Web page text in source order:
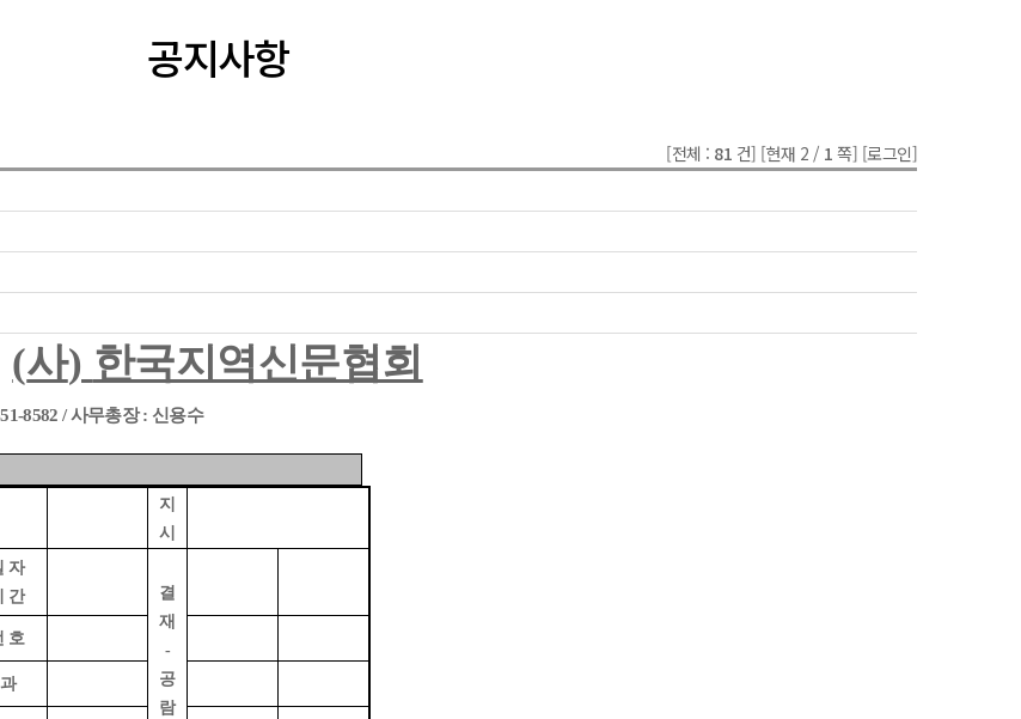
공지사항
[전체 : 81 건] [현재 2 / 1 쪽] [로그인]
(사) 한국지역신문협회
8582 /사무총장: 신용수
지
시
자
간
결
재
-
공
람
호